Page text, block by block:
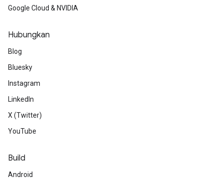
Google Cloud & NVIDIA
Hubungkan
Blog
Bluesky
Instagram
LinkedIn
X (Twitter)
YouTube
Build
Android